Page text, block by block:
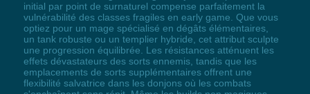
initial par point de surnaturel compense parfaitement la
vulnérabilité des classes fragiles en early game. Que vous
optiez pour un mage spécialisé en dégâts élémentaires,
un tank robuste ou un templier hybride, cet attribut sculpte
une progression équilibrée. Les résistances atténuent les
effets dévastateurs des sorts ennemis, tandis que les
emplacements de sorts supplémentaires offrent une
flexibilité salvatrice dans les donjons où les combats